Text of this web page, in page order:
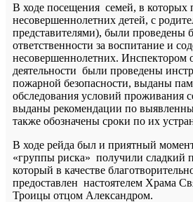
В ходе посещения семей, в которых
несовершеннолетних детей, с
представителями), были проведены
ответственности за воспитание и
несовершеннолетних. Инспектором
деятельности были проведены
пожарной безопасности, выданы
обследования условий проживания
выданы рекомендации по
также обозначены сроки по их
В ходе рейда был и приятный
«группы риска» получили сладкий
который в качестве
предоставлен настоятелем Храма
Троицы отцом Александром.